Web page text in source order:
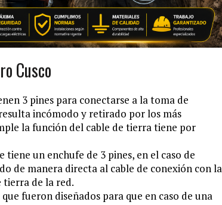
Cusco
3 pines para conectarse a la toma de
incómodo y retirado por los más
la función del cable de tierra tiene por
un enchufe de 3 pines, en el caso de
de manera directa al cable de conexión con la
tierra de la red.
fueron diseñados para que en caso de una